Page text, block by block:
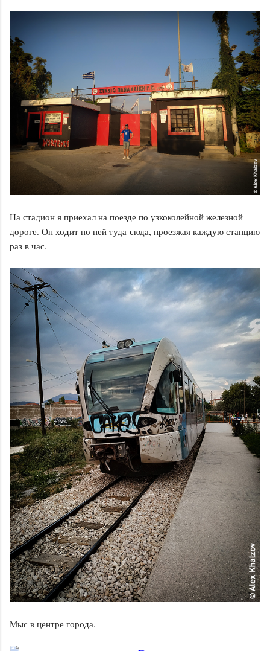
На стадион я приехал на поезде по узкоколейной железной
дороге. Он ходит по ней туда-сюда, проезжая каждую станцию
раз в час.
Мыс в центре города.